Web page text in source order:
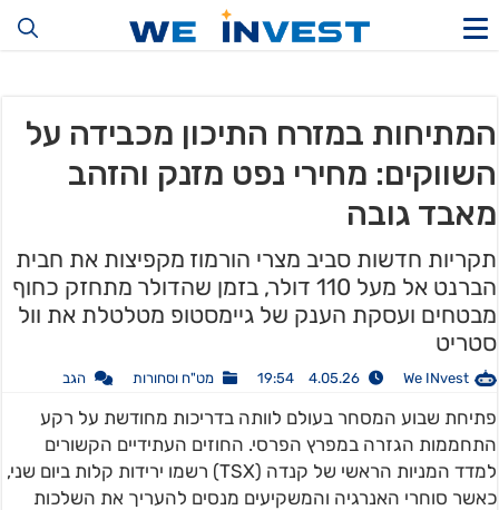
המתיחות במזרח התיכון מכבידה על
השווקים: מחירי נפט מזנק והזהב
מאבד גובה
תקריות חדשות סביב מצרי הורמוז מקפיצות את חבית
הברנט אל מעל 110 דולר, בזמן שהדולר מתחזק כחוף
מבטחים ועסקת הענק של גיימסטופ מטלטלת את וול
סטריט
We INvest
4.05.26 19:54 מט"ח וסחורות הגב
פתיחת שבוע המסחר בעולם לוותה בדריכות מחודשת על רקע
התחממות הגזרה במפרץ הפרסי. החוזים העתידיים הקשורים
למדד המניות הראשי של קנדה (TSX) רשמו ירידות קלות ביום שני,
כאשר סוחרי האנרגיה והמשקיעים מנסים להעריך את השלכות